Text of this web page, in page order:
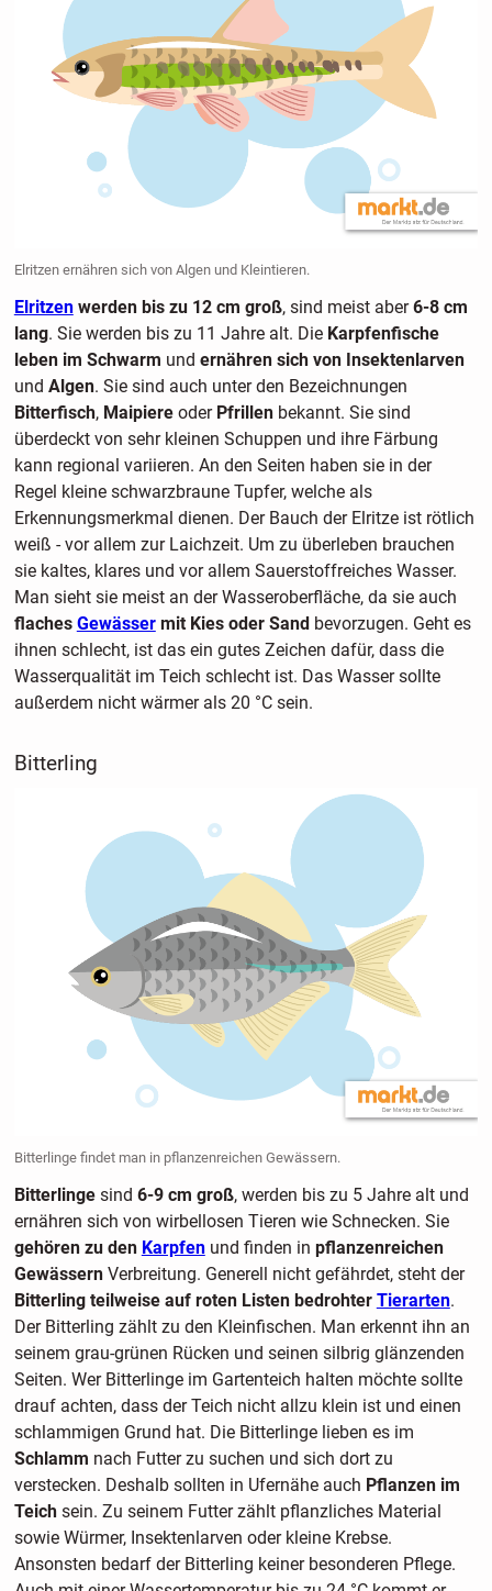
Elritzen ernähren sich von Algen und Kleintieren.
Elritzenwerden bis zu 12 cm groß, sind meist aber6-8 cm
lang. Sie werden bis zu 11 Jahre alt. Die Karpfenfische
leben im Schwarm und ernähren sich von Insektenlarven
und Algen. Sie sind auch unter den Bezeichnungen
Bitterfisch, Maipiere oder Pfrillen bekannt. Sie sind
überdeckt von sehr kleinen Schuppen und ihre Färbung
kann regional variieren. An den Seiten haben sie in der
Regel kleine schwarzbraune Tupfer, welche als
Erkennungsmerkmal dienen. Der Bauch der Elritze ist rötlich
weiß - vor allem zur Laichzeit. Um zu überleben brauchen
sie kaltes, klares und vor allem Sauerstoffreiches Wasser.
Man sieht sie meist an der Wasseroberfläche, da sie auch
flaches Gewässermit Kies oder Sandbevorzugen. Geht es
ihnen schlecht, ist das ein gutes Zeichen dafür, dass die
Wasserqualität im Teich schlecht ist. Das Wasser sollte
außerdem nicht wärmer als 20 °C sein.
Bitterling
Bitterlinge findet man in pflanzenreichen Gewässern.
Bitterlinge sind 6-9 cm groß, werden bis zu 5 Jahre alt und
ernähren sich von wirbellosen Tieren wie Schnecken. Sie
gehören zu den Karpfenund finden in pflanzenreichen
GewässernVerbreitung. Generell nicht gefährdet, steht der
Bitterling teilweise auf roten Listen bedrohter Tierarten.
Der Bitterling zählt zu den Kleinfischen. Man erkennt ihn an
seinem grau-grünen Rücken und seinen silbrig glänzenden
Seiten. Wer Bitterlinge im Gartenteich halten möchte sollte
drauf achten, dass der Teich nicht allzu klein ist und einen
schlammigen Grund hat. Die Bitterlinge lieben es im
Schlamm nach Futter zu suchen und sich dort zu
verstecken. Deshalb sollten in Ufernähe auch Pflanzen im
Teichsein. Zu seinem Futter zählt pflanzliches Material
sowie Würmer, Insektenlarven oder kleine Krebse.
Ansonsten bedarf der Bitterling keiner besonderen Pflege.